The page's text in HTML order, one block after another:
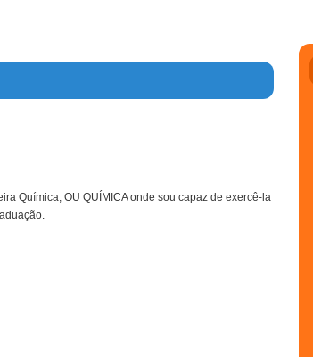
Química, OU QUÍMICA onde sou capaz de exercê-la